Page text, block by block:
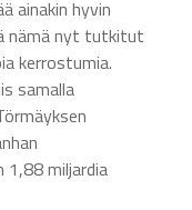
ainakin hyvin
nämä nyt tutkitut
kerrostumia.
samalla
1,88 miljardia